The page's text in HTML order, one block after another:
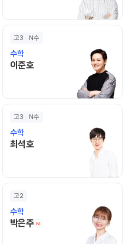
기
고3 · N수
수학
이준호이준호 선생님 홈 바로가기
기
고3 · N수
수학
최석호최석호 선생님 홈 바로가기
기
고2
수학
박은주 N 박은주 선생님 홈 바로